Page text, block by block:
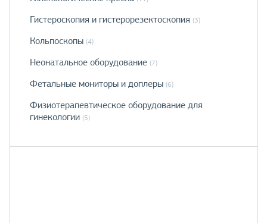
Гистероскопия и гистерорезектоскопия (3)
Кольпоскопы (4)
Неонатальное оборудование (7)
Фетальные мониторы и доплеры (6)
Физиотерапевтическое оборудование для
гинекологии (5)